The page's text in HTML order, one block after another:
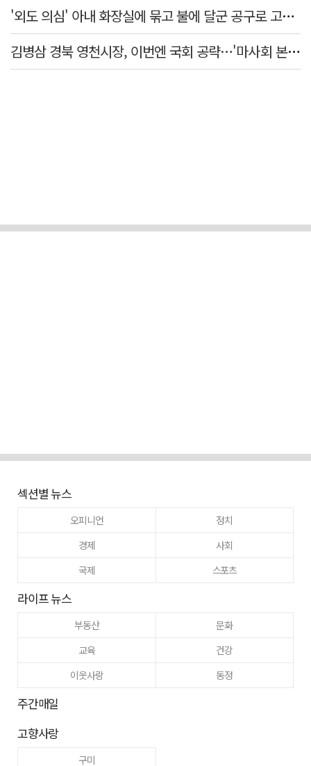
'외도 의심' 아내 화장실에 묶고 불에 달군 공구로 고문…남편 검거
김병삼 경북 영천시장, 이번엔 국회 공략…'마사회 본사 이전·광역교통망 확충' 요청
섹션별 뉴스
오피니언
정치
경제
사회
국제
스포츠
라이프 뉴스
부동산
문화
교육
건강
이웃사랑
동정
주간매일
고향사랑
구미